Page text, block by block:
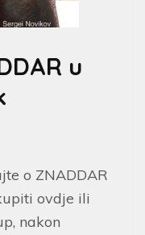
u
o ZNADDAR
ovdje ili
nakon